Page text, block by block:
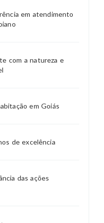
em atendimento
com a natureza e
em Goiás
de excelência
das ações